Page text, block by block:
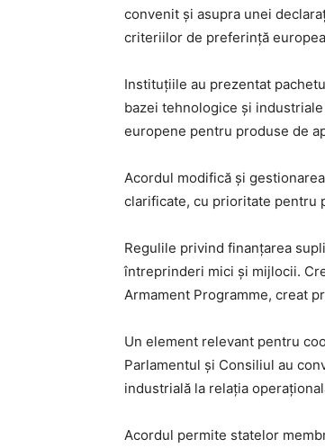
convenit și asupra unei
criteriilor de preferință
Instituțiile au prezentat
bazei tehnologice și
europene pentru produse de
Acordul modifică și
clarificate, cu prioritate pentru
Regulile privind finanțarea
întreprinderi mici și mijlocii.
Armament Programme, creat
Un element relevant pentru
Parlamentul și Consiliul au
industrială la relația
Acordul permite statelor